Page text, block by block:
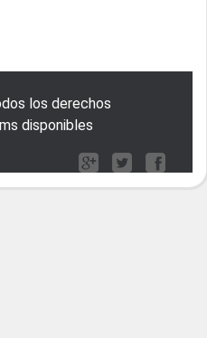
los derechos
disponibles